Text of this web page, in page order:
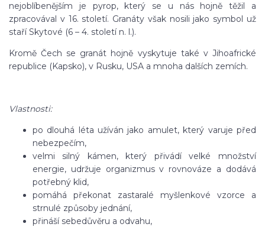
nejoblíbenějším je pyrop, který se u nás hojně těžil a
zpracovával v 16. století. Granáty však nosili jako symbol už
staří Skytové (6 – 4. století n. l.).
Kromě Čech se granát hojně vyskytuje také v Jihoafrické
republice (Kapsko), v Rusku, USA a mnoha dalších zemích.
Vlastnosti:
po dlouhá léta užíván jako amulet, který varuje před
nebezpečím,
velmi silný kámen, který přivádí velké množství
energie, udržuje organizmus v rovnováze a dodává
potřebný klid,
pomáhá překonat zastaralé myšlenkové vzorce a
strnulé způsoby jednání,
přináší sebedůvěru a odvahu,